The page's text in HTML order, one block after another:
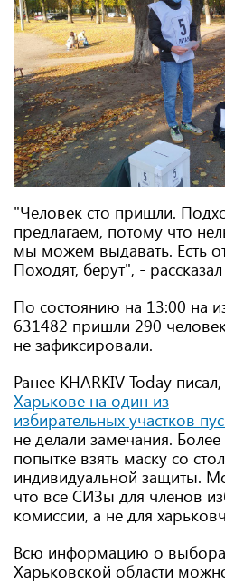
"Человек сто пришли.
предлагаем, потому что
мы можем выдавать. Есть
Походят, берут", -
По состоянию на 13:00 на
631482 пришли 290
не зафиксировали.
Ранее KHARKIV Today
Харькове на один из
избирательных участков
не делали замечания. Более
попытке взять маску со
индивидуальной защиты.
что все СИЗы для членов
комиссии, а не для
Всю информацию о
Харьковской области